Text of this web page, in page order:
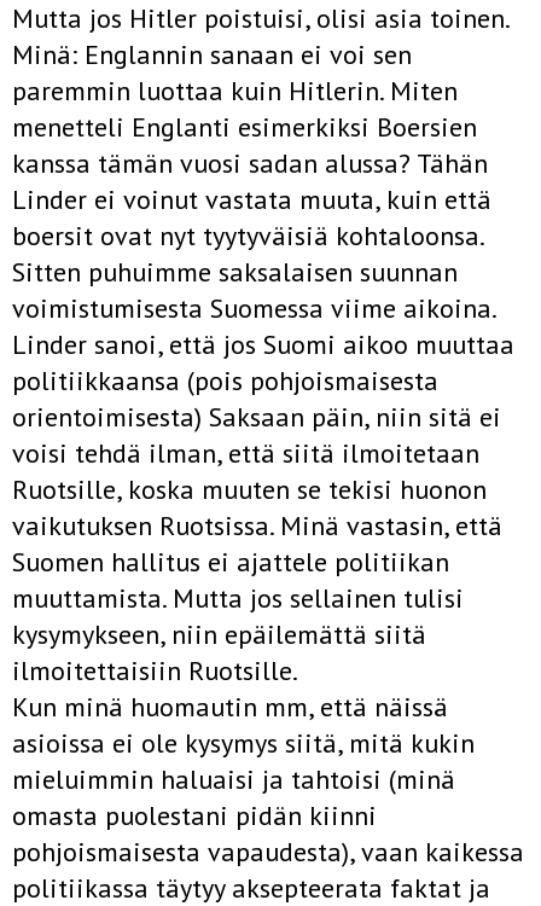
Mutta jos Hitler poistuisi, olisi asia toinen.
Minä: Englannin sanaan ei voi sen
paremmin luottaa kuin Hitlerin. Miten
menetteli Englanti esimerkiksi Boersien
kanssa tämän vuosi sadan alussa? Tähän
Linder ei voinut vastata muuta, kuin että
boersit ovat nyt tyytyväisiä kohtaloonsa.
Sitten puhuimme saksalaisen suunnan
voimistumisesta Suomessa viime aikoina.
Linder sanoi, että jos Suomi aikoo muuttaa
politiikkaansa (pois pohjoismaisesta
orientoimisesta) Saksaan päin, niin sitä ei
voisi tehdä ilman, että siitä ilmoitetaan
Ruotsille, koska muuten se tekisi huonon
vaikutuksen Ruotsissa. Minä vastasin, että
Suomen hallitus ei ajattele politiikan
muuttamista. Mutta jos sellainen tulisi
kysymykseen, niin epäilemättä siitä
ilmoitettaisiin Ruotsille.
Kun minä huomautin mm, että näissä
asioissa ei ole kysymys siitä, mitä kukin
mieluimmin haluaisi ja tahtoisi (minä
omasta puolestani pidän kiinni
pohjoismaisesta vapaudesta), vaan kaikessa
politiikassa täytyy aksepteerata faktat ja